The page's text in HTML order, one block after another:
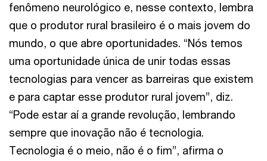
fenômeno neurológico e, nesse contexto, lembra
que o produtor rural brasileiro é o mais jovem do
mundo, o que abre oportunidades. “Nós temos
uma oportunidade única de unir todas essas
tecnologias para vencer as barreiras que existem
e para captar esse produtor rural jovem”, diz.
“Pode estar aí a grande revolução, lembrando
sempre que inovação não é tecnologia.
Tecnologia é o meio, não é o fim”, afirma o